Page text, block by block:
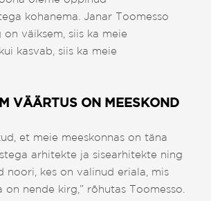
kohanema. Janar Toomesso
on väiksem, siis ka meie
kasvab, siis ka meie
VÄÄRTUS ON MEESKOND
et meie meeskonnas on täna
arhitekte ja sisearhitekte ning
noori, kes on valinud eriala, mis
nende kirg,” rõhutas Toomesso.